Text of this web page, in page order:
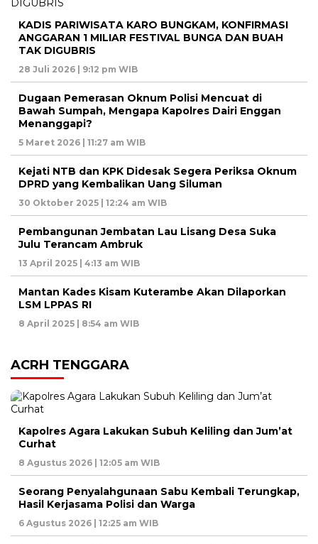
KADIS PARIWISATA KARO BUNGKAM, KONFIRMASI
ANGGARAN 1 MILIAR FESTIVAL BUNGA DAN BUAH
TAK DIGUBRIS
28 Juli 2026 | 9:12 pm WIB
Dugaan Pemerasan Oknum Polisi Mencuat di
Bawah Sumpah, Mengapa Kapolres Dairi Enggan
Menanggapi?
5 Maret 2026 | 11:27 am WIB
Kejati NTB dan KPK Didesak Segera Periksa Oknum
DPRD yang Kembalikan Uang Siluman
30 Oktober 2025 | 12:24 am WIB
Pembangunan Jembatan Lau Lisang Desa Suka
Julu Terancam Ambruk
13 April 2025 | 4:13 am WIB
Mantan Kades Kisam Kuterambe Akan Dilaporkan
LSM LPPAS RI
8 April 2025 | 8:54 am WIB
ACRH TENGGARA
Kapolres Agara Lakukan Subuh Keliling dan Jum’at
Curhat
8 Agustus 2026 | 12:05 am WIB
Seorang Penyalahgunaan Sabu Kembali Terungkap,
Hasil Kerjasama Polisi dan Warga
6 Agustus 2026 | 12:25 am WIB